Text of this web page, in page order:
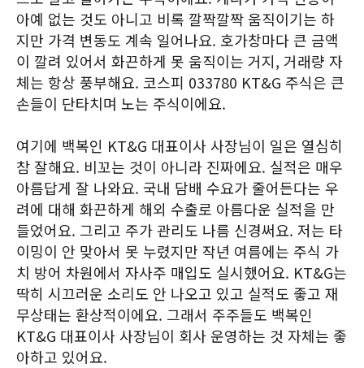
아예 없는 것도 아니고 비록 깔짝깔짝 움직이기는 하
지만 가격 변동도 계속 일어나요. 호가창마다 큰 금액
이 깔려 있어서 화끈하게 못 움직이는 거지, 거래량 자
체는 항상 풍부해요. 코스피 033780 KT&G 주식은 큰
손들이 단타치며 노는 주식이에요.
여기에 백복인 KT&G 대표이사 사장님이 일은 열심히
참 잘해요. 비꼬는 것이 아니라 진짜에요. 실적은 매우
아름답게 잘 나와요. 국내 담배 수요가 줄어든다는 우
려에 대해 화끈하게 해외 수출로 아름다운 실적을 만
들었어요. 그리고 주가 관리도 나름 신경써요. 저는 타
이밍이 안 맞아서 못 누렸지만 작년 여름에는 주식 가
치 방어 차원에서 자사주 매입도 실시했어요. KT&G는
딱히 시끄러운 소리도 안 나오고 있고 실적도 좋고 재
무상태는 환상적이에요. 그래서 주주들도 백복인
KT&G 대표이사 사장님이 회사 운영하는 것 자체는 좋
아하고 있어요.